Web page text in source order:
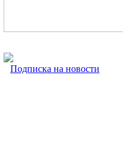
Подписка на новости